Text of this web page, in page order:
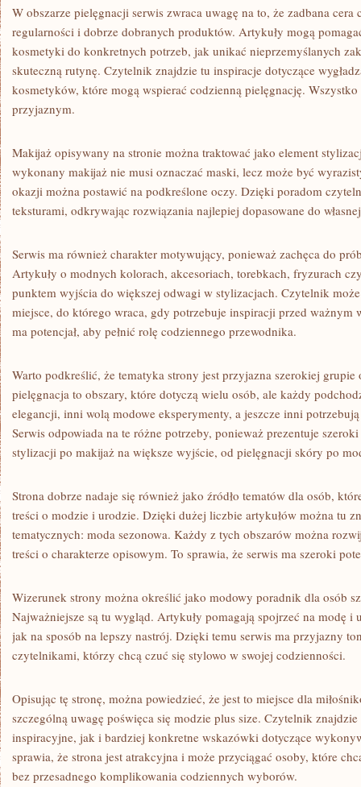
W obszarze pielęgnacji serwis zwraca uwagę na to, że zadbana cera
regularności i dobrze dobranych produktów. Artykuły mogą
kosmetyki do konkretnych potrzeb, jak unikać nieprzemyślanych
skuteczną rutynę. Czytelnik znajdzie tu inspiracje dotyczące
kosmetyków, które mogą wspierać codzienną pielęgnację.
przyjaznym.
Makijaż opisywany na stronie można traktować jako element
wykonany makijaż nie musi oznaczać maski, lecz może być
okazji można postawić na podkreślone oczy. Dzięki poradom
teksturami, odkrywając rozwiązania najlepiej dopasowane do
Serwis ma również charakter motywujący, ponieważ zachęca do
Artykuły o modnych kolorach, akcesoriach, torebkach, fryzurach
punktem wyjścia do większej odwagi w stylizacjach. Czytelnik
miejsce, do którego wraca, gdy potrzebuje inspiracji przed ważnym
ma potencjał, aby pełnić rolę codziennego przewodnika.
Warto podkreślić, że tematyka strony jest przyjazna szerokiej
pielęgnacja to obszary, które dotyczą wielu osób, ale każdy
elegancji, inni wolą modowe eksperymenty, a jeszcze inni
Serwis odpowiada na te różne potrzeby, ponieważ prezentuje
stylizacji po makijaż na większe wyjście, od pielęgnacji skóry po
Strona dobrze nadaje się również jako źródło tematów dla osób,
treści o modzie i urodzie. Dzięki dużej liczbie artykułów można tu
tematycznych: moda sezonowa. Każdy z tych obszarów można
treści o charakterze opisowym. To sprawia, że serwis ma szeroki
Wizerunek strony można określić jako modowy poradnik dla osób
Najważniejsze są tu wygląd. Artykuły pomagają spojrzeć na modę i
jak na sposób na lepszy nastrój. Dzięki temu serwis ma przyjazny
czytelnikami, którzy chcą czuć się stylowo w swojej codzienności.
Opisując tę stronę, można powiedzieć, że jest to miejsce dla
szczególną uwagę poświęca się modzie plus size. Czytelnik
inspiracyjne, jak i bardziej konkretne wskazówki dotyczące
sprawia, że strona jest atrakcyjna i może przyciągać osoby, które
bez przesadnego komplikowania codziennych wyborów.